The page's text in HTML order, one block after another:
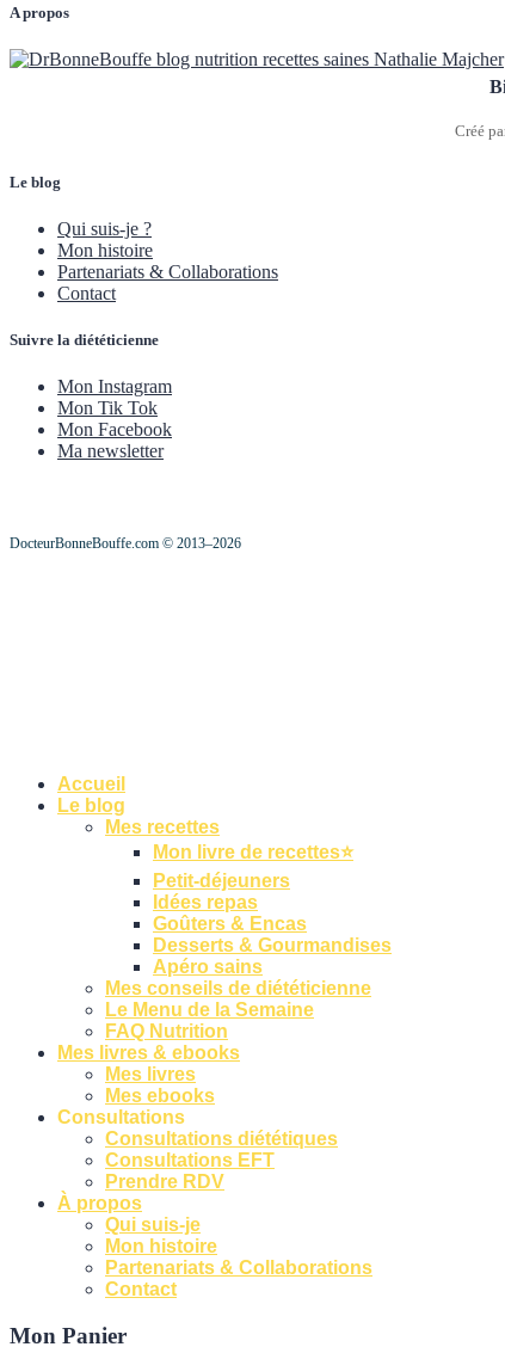
A propos
Créé
Le blog
Qui suis-je ?
Mon histoire
Partenariats & Collaborations
Contact
Suivre la diététicienne
Mon Instagram
Mon Tik Tok
Mon Facebook
Ma newsletter
DocteurBonneBouffe.com © 2013–2026
Accueil
Le blog
Mes recettes
Mon livre de recettes⭐
Petit-déjeuners
Idées repas
Goûters & Encas
Desserts & Gourmandises
Apéro sains
Mes conseils de diététicienne
Le Menu de la Semaine
FAQ Nutrition
Mes livres & ebooks
Mes livres
Mes ebooks
Consultations
Consultations diététiques
Consultations EFT
Prendre RDV
À propos
Qui suis-je
Mon histoire
Partenariats & Collaborations
Contact
Mon Panier